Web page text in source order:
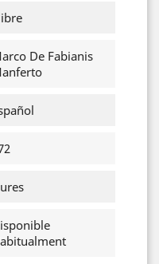
De Fabianis